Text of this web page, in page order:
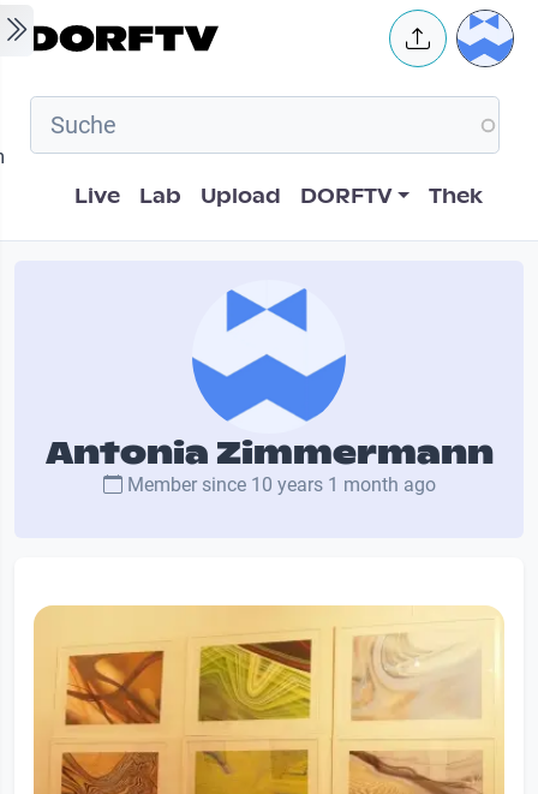
Skip to main content User
Hauptnavigation
Live Lab Upload DORFTV Thek
Antonia Zimmermann
Member since 10 years 1 month ago